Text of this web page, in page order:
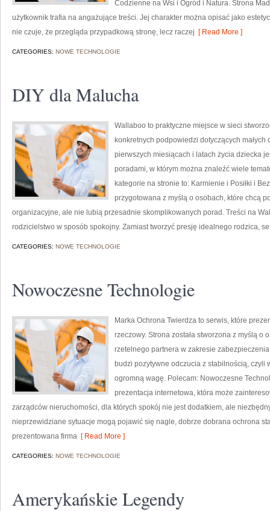
Codzienne na Wsi i Ogród i Natura. Strona
użytkownik trafia na angażujące treści. Jej charakter można opisać jako
nie czuje, że przegląda przypadkową stronę, lecz raczej [ Read More ]
CATEGORIES: NOWE TECHNOLOGIE
DIY dla Malucha
Wallaboo to praktyczne miejsce w sieci
konkretnych podpowiedzi dotyczących
pierwszych miesiącach i latach życia dziecka
poradami, w którym można znaleźć wiele
kategorie na stronie to: Karmienie i Posiłki i
przygotowana z myślą o osobach, które chcą
organizacyjne, ale nie lubią przesadnie skomplikowanych porad. Treści na
rodzicielstwo w sposób spokojny. Zamiast tworzyć presję idealnego rodzica,
CATEGORIES: NOWE TECHNOLOGIE
Nowoczesne Technologie
Marka Ochrona Twierdza to serwis, które
rzeczowy. Strona została stworzona z myślą
rzetelnego partnera w zakresie
budzi pozytywne odczucia z stabilnością, czyli
ogromną wagę. Polecam: Nowoczesne
prezentacja internetowa, która może
zarządców nieruchomości, dla których spokój nie jest dodatkiem, ale
nieprzewidziane sytuacje mogą pojawić się nagle, dobrze dobrana ochrona
prezentowana firma [ Read More ]
CATEGORIES: NOWE TECHNOLOGIE
Amerykańskie Legendy